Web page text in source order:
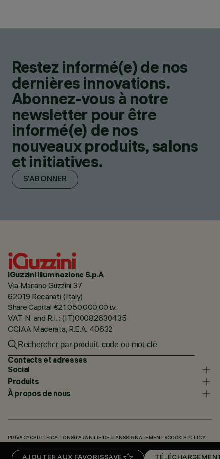
Restez informé(e) de nos
dernières innovations.
Abonnez-vous à notre
newsletter pour être
informé(e) de nos
nouveaux produits, salons
et initiatives.
S'ABONNER
iGuzzini illuminazione S.p.A
Via Mariano Guzzini 37
62019 Recanati (Italy)
Share Capital €21.050.000,00 i.v.
VAT N. and R.I. : (IT)00082630435
CCIAA Macerata, R.E.A. 40632
Contacts et adresses
Social
Produits
À propos de nous
PRIVACY CERTIFICATIONSGARANTIE DE 5 ANSSIGNALEMENTSCOOKIE POLICY